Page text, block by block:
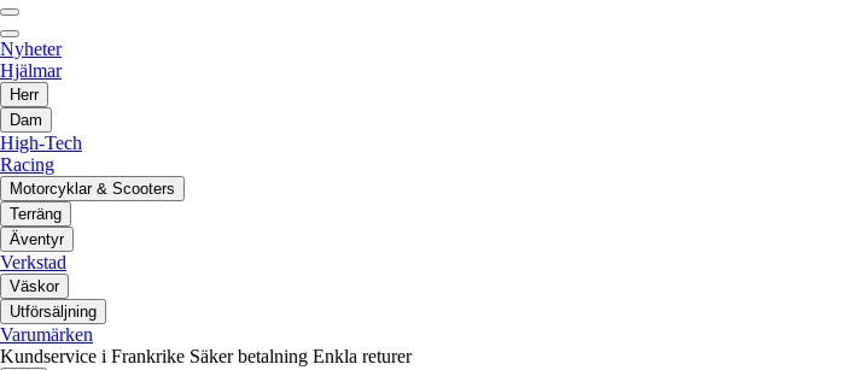
Nyheter
Hjälmar
Herr
Dam
High-Tech
Racing
Motorcyklar & Scooters
Terräng
Äventyr
Verkstad
Väskor
Utförsäljning
Varumärken
Kundservice i Frankrike Säker betalning Enkla returer